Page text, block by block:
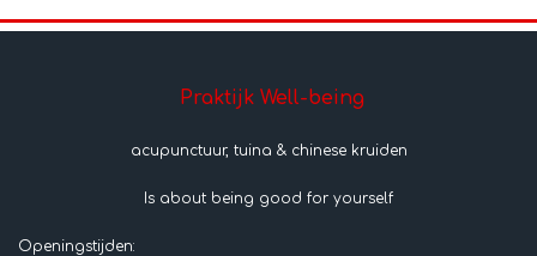
Praktijk Well-being
acupunctuur, tuina & chinese kruiden
Is about being good for yourself
Openingstijden: